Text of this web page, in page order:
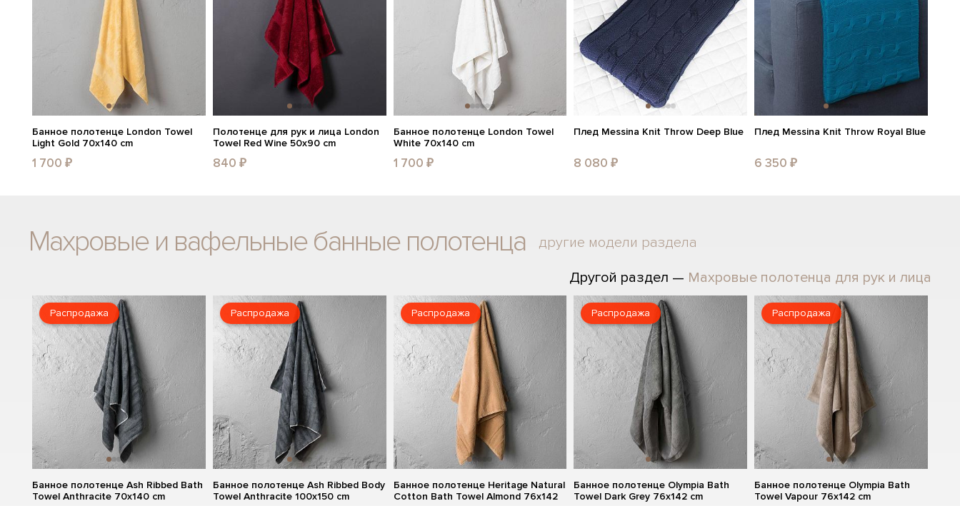
Банное полотенце London Towel
Light Gold 70x140 cm
1 700 ₽
Полотенце для рук и лица London
Towel Red Wine 50x90 cm
840 ₽
Банное полотенце London Towel
White 70x140 cm
1 700 ₽
Плед Messina Knit Throw Deep Blue
8 080 ₽
Плед Messina Knit Throw Royal Blue
6 350 ₽
Махровые и вафельные банные полотенца другие модели раздела
Другой раздел — Махровые полотенца для рук и лица
Распродажа
Банное полотенце Ash Ribbed Bath
Towel Anthracite 70x140 cm
Распродажа
Банное полотенце Ash Ribbed Body
Towel Anthracite 100x150 cm
Распродажа
Банное полотенце Heritage Natural
Cotton Bath Towel Almond 76x142
Распродажа
Банное полотенце Olympia Bath
Towel Dark Grey 76x142 cm
Распродажа
Банное полотенце Olympia Bath
Towel Vapour 76x142 cm